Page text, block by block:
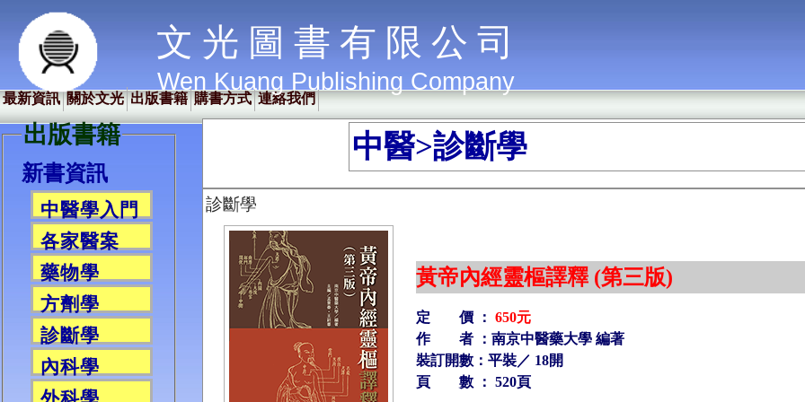
文 光 圖 書 有 限 公 司
Wen Kuang Publishing Company
最新資訊 關於文光 出版書籍 購書方式 連絡我們
出版書籍
新書資訊
中醫學入門
各家醫案
藥物學
方劑學
診斷學
內科學
中醫>診斷學
診斷學
黃帝內經靈樞譯釋 (第三版)
定 價 ：650元
作 者 ：南京中醫藥大學 編著
裝訂開數：平裝／ 18開
頁 數 ： 520頁